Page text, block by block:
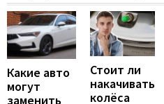
Какие авто
могут
заменить
Стоит ли
накачивать
колёса